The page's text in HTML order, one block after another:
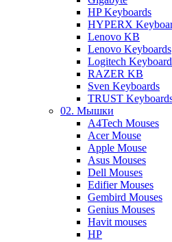
HP Keyboards
HYPERX
Lenovo KB
Lenovo Keyboards
Logitech
RAZER KB
Sven Keyboards
TRUST
02. Мышки
A4Tech Mouses
Acer Mouse
Apple Mouse
Asus Mouses
Dell Mouses
Edifier Mouses
Gembird Mouses
Genius Mouses
Havit mouses
HP